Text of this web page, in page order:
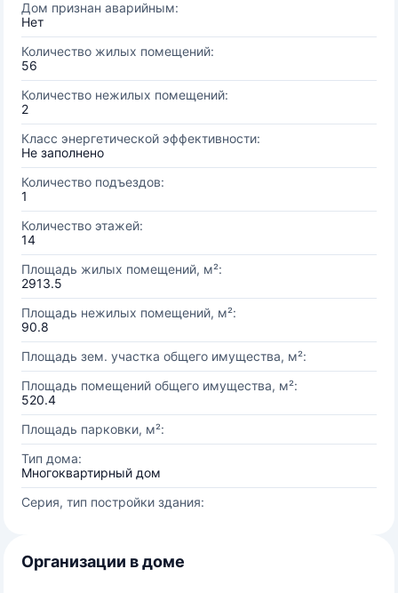
Дом признан аварийным:
Нет
Количество жилых помещений:
56
Количество нежилых помещений:
2
Класс энергетической эффективности:
Не заполнено
Количество подъездов:
1
Количество этажей:
14
Площадь жилых помещений, м²:
2913.5
Площадь нежилых помещений, м²:
90.8
Площадь зем. участка общего имущества, м²:
Площадь помещений общего имущества, м²:
520.4
Площадь парковки, м²:
Тип дома:
Многоквартирный дом
Серия, тип постройки здания:
Организации в доме